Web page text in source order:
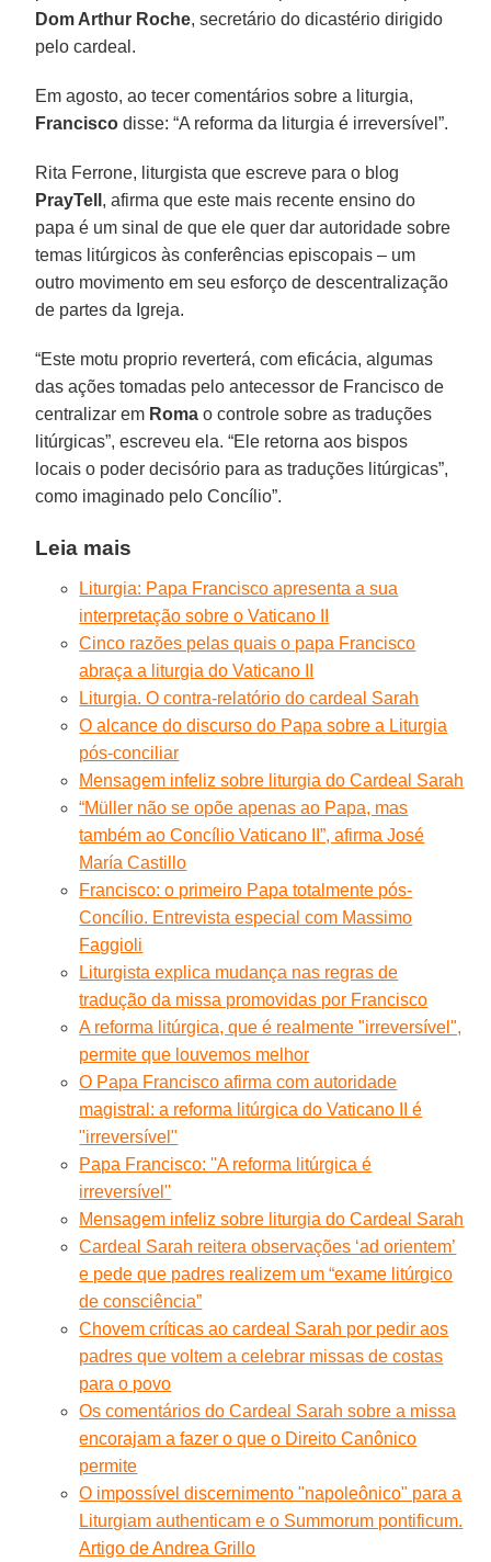
Dom Arthur Roche, secretário do dicastério dirigido
pelo cardeal.
Em agosto, ao tecer comentários sobre a liturgia,
Francisco disse: “A reforma da liturgia é irreversível”.
Rita Ferrone, liturgista que escreve para o blog
PrayTell , afirma que este mais recente ensino do
papa é um sinal de que ele quer dar autoridade sobre
temas litúrgicos às conferências episcopais – um
outro movimento em seu esforço de descentralização
de partes da Igreja.
“Este motu proprio reverterá, com eficácia, algumas
das ações tomadas pelo antecessor de Francisco de
centralizar em Roma o controle sobre as traduções
litúrgicas”, escreveu ela. “Ele retorna aos bispos
locais o poder decisório para as traduções litúrgicas”,
como imaginado pelo Concílio”.
Leia mais
Liturgia: Papa Francisco apresenta a sua
interpretação sobre o Vaticano II
Cinco razões pelas quais o papa Francisco
abraça a liturgia do Vaticano II
Liturgia. O contra-relatório do cardeal Sarah
O alcance do discurso do Papa sobre a Liturgia
pós-conciliar
Mensagem infeliz sobre liturgia do Cardeal Sarah
“Müller não se opõe apenas ao Papa, mas
também ao Concílio Vaticano II”, afirma José
María Castillo
Francisco: o primeiro Papa totalmente pós-
Concílio. Entrevista especial com Massimo
Faggioli
Liturgista explica mudança nas regras de
tradução da missa promovidas por Francisco
A reforma litúrgica, que é realmente "irreversível",
permite que louvemos melhor
O Papa Francisco afirma com autoridade
magistral: a reforma litúrgica do Vaticano II é
"irreversível"
Papa Francisco: ''A reforma litúrgica é
irreversível''
Mensagem infeliz sobre liturgia do Cardeal Sarah
Cardeal Sarah reitera observações ‘ad orientem’
e pede que padres realizem um “exame litúrgico
de consciência”
Chovem críticas ao cardeal Sarah por pedir aos
padres que voltem a celebrar missas de costas
para o povo
Os comentários do Cardeal Sarah sobre a missa
encorajam a fazer o que o Direito Canônico
permite
O impossível discernimento "napoleônico" para a
Liturgiam authenticam e o Summorum pontificum.
Artigo de Andrea Grillo